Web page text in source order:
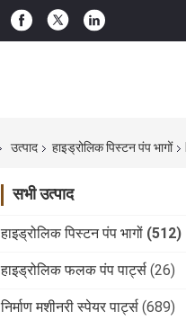
उत्पाद हाइड्रोलिक पिस्टन पंप भागों
सभी उत्पाद
हाइड्रोलिक पिस्टन पंप भागों (512)
हाइड्रोलिक फलक पंप पार्ट्स (26)
निर्माण मशीनरी स्पेयर पार्ट्स (689)